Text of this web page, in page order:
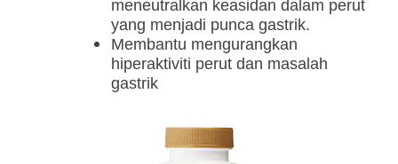
meneutralkan keasidan dalam perut
yang menjadi punca gastrik.
Membantu mengurangkan
hiperaktiviti perut dan masalah
gastrik